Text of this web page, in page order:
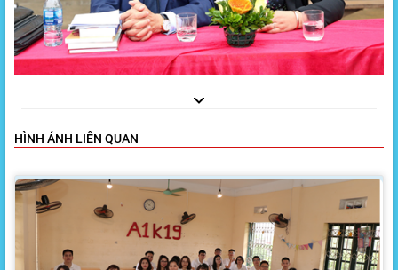
HÌNH ẢNH LIÊN QUAN